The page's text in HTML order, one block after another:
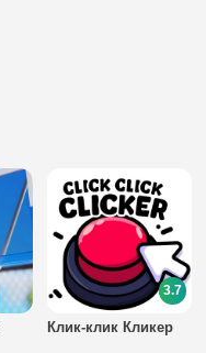
Клик-клик Кликер
3.7